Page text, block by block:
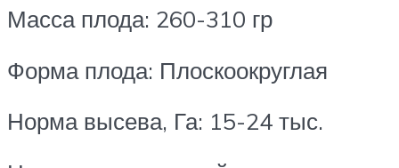
Масса плода: 260-310 гр
Форма плода: Плоскоокруглая
Норма высева, Га: 15-24 тыс.